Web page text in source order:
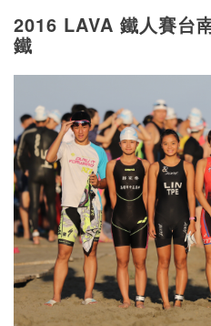
2016 LAVA 鐵人賽台
鐵